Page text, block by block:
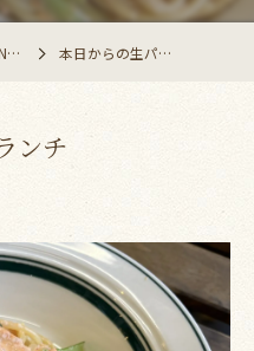
本日からの生パスタランチ
ンチ